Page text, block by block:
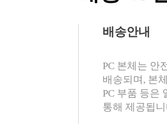
PC 본체는 안
배송되며, 본
PC 부품 등은
통해 제공됩
배송안내